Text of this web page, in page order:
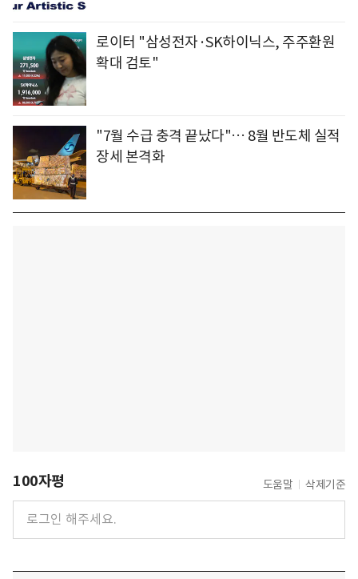
로이터 "삼성전자·SK하이닉스, 주주환원
확대 검토"
"7월 수급 충격 끝났다"… 8월 반도체 실적
장세 본격화
100자평 도움말 삭제기준